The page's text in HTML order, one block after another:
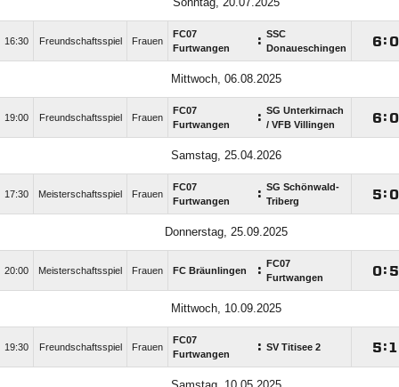
16:30 Freundschaftsspiel Frauen
FC07
Furtwangen
: SSC
Donaueschingen
: 
Mittwoch, 06.08.2025
19:00 Freundschaftsspiel Frauen
FC07
Furtwangen
: SG Unterkirnach
/​ VFB Villingen
: 
Samstag, 25.04.2026
17:30 Meisterschaftsspiel Frauen
FC07
Furtwangen
: SG Schönwald-
Triberg
: 
Donnerstag, 25.09.2025
20:00 Meisterschaftsspiel Frauen FC Bräunlingen :
FC07
Furtwangen
: 
Mittwoch, 10.09.2025
19:30 Freundschaftsspiel Frauen
FC07
Furtwangen
: SV Titisee 2 :